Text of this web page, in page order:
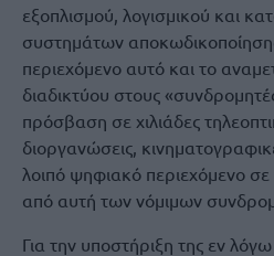
εξοπλισμού, λογισμικού και
συστημάτων
περιεχόμενο αυτό και το
διαδικτύου στους
πρόσβαση σε χιλιάδες
διοργανώσεις,
λοιπό ψηφιακό περιεχόμενο
από αυτή των νόμιμων
Για την υποστήριξη της εν